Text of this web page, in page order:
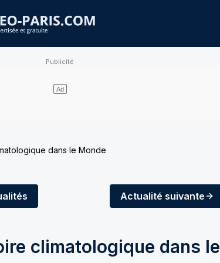
dans le Monde
Actualité suivante
climatologique dans le